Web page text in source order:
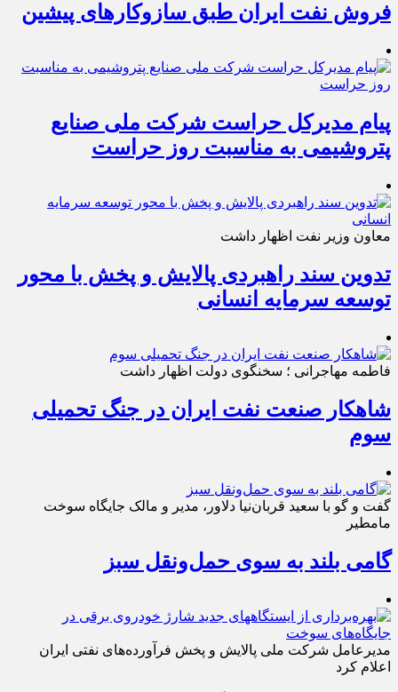
فروش نفت ایران طبق سازوکارهای پیشین
پیام مدیرکل حراست شرکت ملی صنایع
پتروشیمی به مناسبت روز حراست
معاون وزیر نفت اظهار داشت
تدوین سند راهبردی پالایش و پخش با محور
توسعه سرمایه انسانی
فاطمه مهاجرانی ؛ سخنگوی دولت اظهار داشت
شاهکار صنعت نفت ایران در جنگ تحمیلی
سوم
گفت و گو با سعید قربان‌نیا دلاور، مدیر و مالک جایگاه سوخت
مامطیر
گامی بلند به سوی حمل‌ونقل سبز
مدیرعامل شرکت ملی پالایش و پخش فرآورده‌های نفتی ایران
اعلام کرد